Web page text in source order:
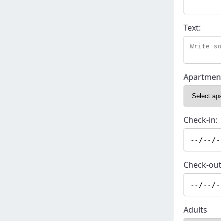
Text:
Check-in:
Check-
Adults